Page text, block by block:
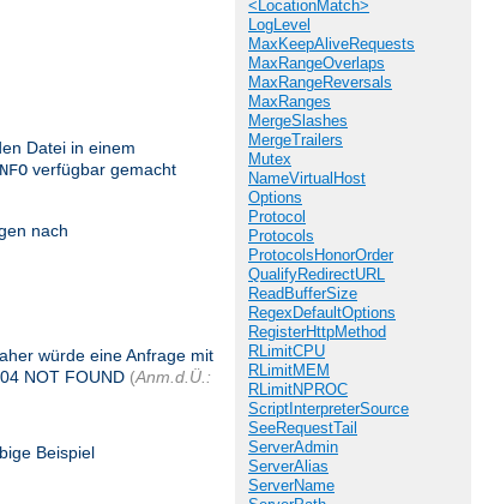
Datei in einem
verfügbar gemacht
nach
würde eine Anfrage mit
NOT FOUND (Anm.d.Ü.:
Beispiel
<LocationMatch>
LogLevel
MaxKeepAliveRequests
MaxRangeOverlaps
MaxRangeReversals
MaxRanges
MergeSlashes
MergeTrailers
Mutex
NameVirtualHost
Options
Protocol
Protocols
ProtocolsHonorOrder
QualifyRedirectURL
ReadBufferSize
RegexDefaultOptions
RegisterHttpMethod
RLimitCPU
RLimitMEM
RLimitNPROC
ScriptInterpreterSource
SeeRequestTail
ServerAdmin
ServerAlias
ServerName